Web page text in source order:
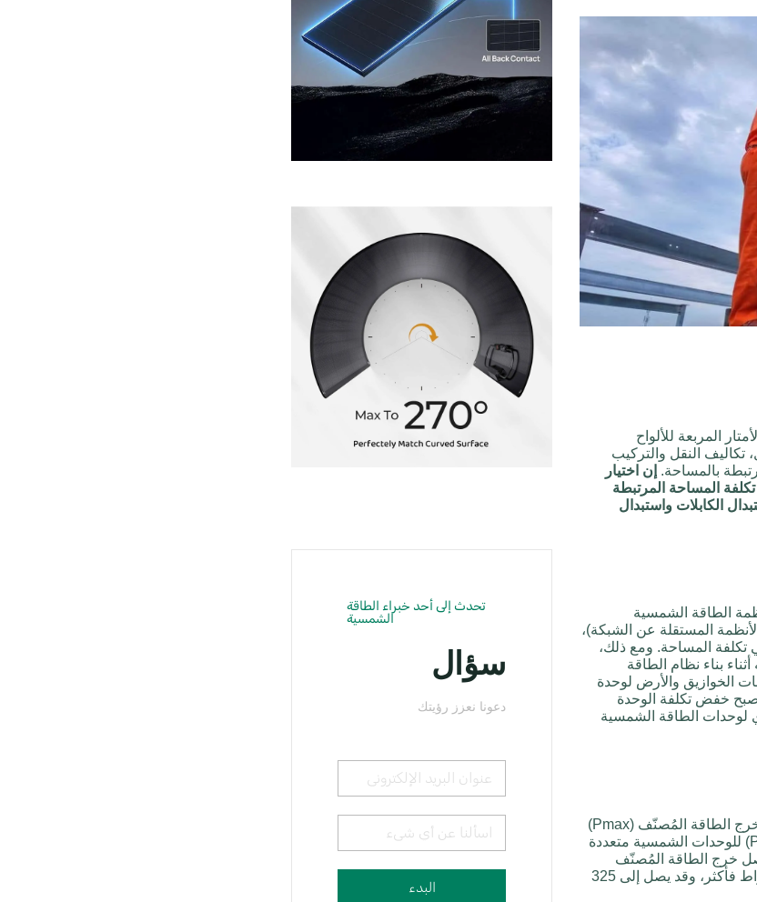
المربعة للألواح
النقل والتركيب
بالمساحة. إن اختيار
المساحة المرتبطة
الكابلات واستبدال
الطاقة الشمسية
المستقلة عن الشبكة)،
تكلفة المساحة. ومع ذلك،
بين $80 و$119 للوحدة. أي أنه أثناء بناء نظام الطاقة
الخوازيق والأرض لوحدة
المكونة من 60 خلية $80. لذلك، أصبح خفض تكلفة الوحدة
لوحدات الطاقة الشمسية
نظراً لاختلاف طرق التغليف وجودة الرقاقات والخلايا، قد يختلف خرج الطاقة المُصنّف (Pmax)
للوحدات الشمسية اختلافاً كبيراً. يبلغ خرج الطاقة المُصنّف (Pmax) للوحدات الشمسية متعددة
275 واط. في المقابل، يصل خرج الطاقة المُصنّف
(Pmax) للألواح الشمسية أحادية PERC عالية الكفاءة إلى 310 واط فأكثر، وقد يصل إلى 325
تحدث إلى أحد خبراء الطاقة
الشمسية
سؤال
دعونا نعزز رؤيتك
البدء